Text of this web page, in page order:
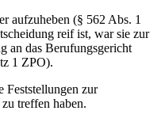
aufzuheben (§ 562 Abs. 1
reif ist, war sie zur
an das Berufungsgericht
1 ZPO).
Feststellungen zur
treffen haben.